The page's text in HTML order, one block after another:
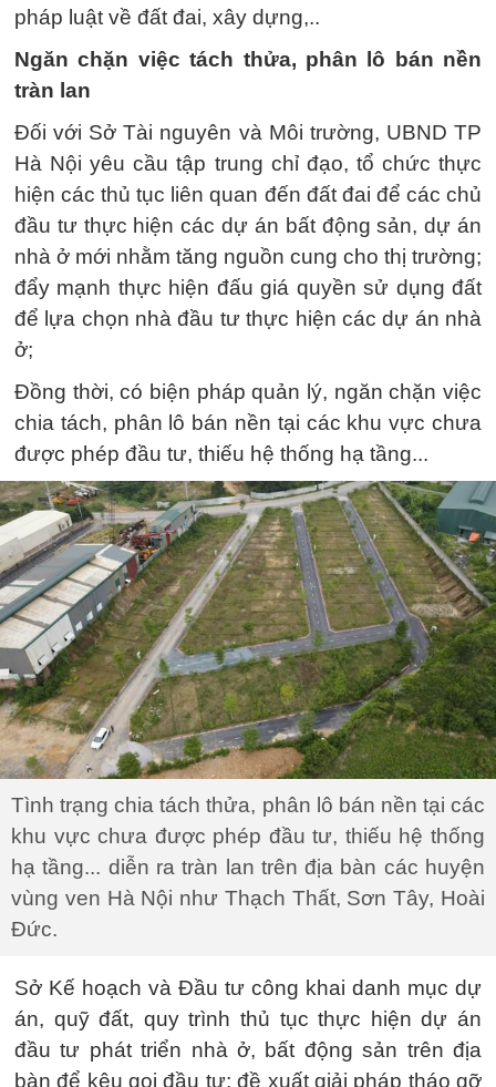
pháp luật về đất đai, xây dựng,..
Ngăn chặn việc tách thửa, phân lô bán nền
tràn lan
Đối với Sở Tài nguyên và Môi trường, UBND TP
Hà Nội yêu cầu tập trung chỉ đạo, tổ chức thực
hiện các thủ tục liên quan đến đất đai để các chủ
đầu tư thực hiện các dự án bất động sản, dự án
nhà ở mới nhằm tăng nguồn cung cho thị trường;
đẩy mạnh thực hiện đấu giá quyền sử dụng đất
để lựa chọn nhà đầu tư thực hiện các dự án nhà
ở;
Đồng thời, có biện pháp quản lý, ngăn chặn việc
chia tách, phân lô bán nền tại các khu vực chưa
được phép đầu tư, thiếu hệ thống hạ tầng...
Tình trạng chia tách thửa, phân lô bán nền tại các
khu vực chưa được phép đầu tư, thiếu hệ thống
hạ tầng... diễn ra tràn lan trên địa bàn các huyện
vùng ven Hà Nội như Thạch Thất, Sơn Tây, Hoài
Đức.
Sở Kế hoạch và Đầu tư công khai danh mục dự
án, quỹ đất, quy trình thủ tục thực hiện dự án
đầu tư phát triển nhà ở, bất động sản trên địa
bàn để kêu gọi đầu tư; đề xuất giải pháp tháo gỡ